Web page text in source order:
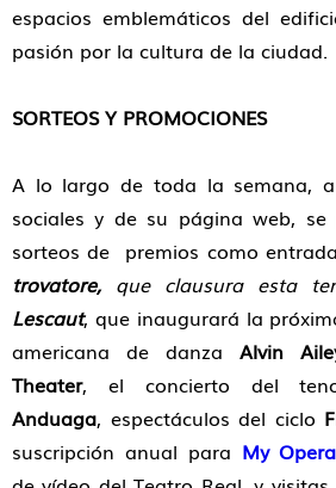
espacios emblemáticos del
pasión por la cultura de la ciudad.
SORTEOS Y PROMOCIONES
A lo largo de toda la semana,
sociales y de su página web,
sorteos de premios como
trovatore, que clausura esta
Lescaut, que inaugurará la
americana de danza Alvin
Theater, el concierto del
Anduaga, espectáculos del ciclo
suscripción anual para My Opera